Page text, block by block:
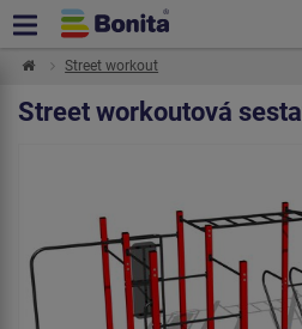
Street workout
Street workoutová